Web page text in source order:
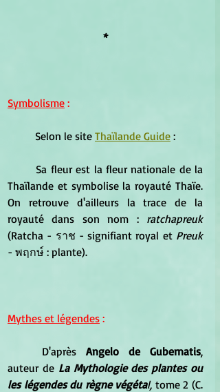
*
Symbolisme :
	Selon le site
Thaïlande Guide :
Sa fleur est la fleur nationale de la
Thaïlande et symbolise la royauté Thaïe.
On retrouve d'ailleurs la trace de la
royauté dans son nom : ratchapreuk
(Ratcha - ราช - signifiant royal et Preuk
- พฤกษ์ : plante).
Mythes et légendes :
	D'après
Angelo de Gubernatis,
auteur de La Mythologie des plantes ou
les légendes du règne végétal, tome 2 (C.